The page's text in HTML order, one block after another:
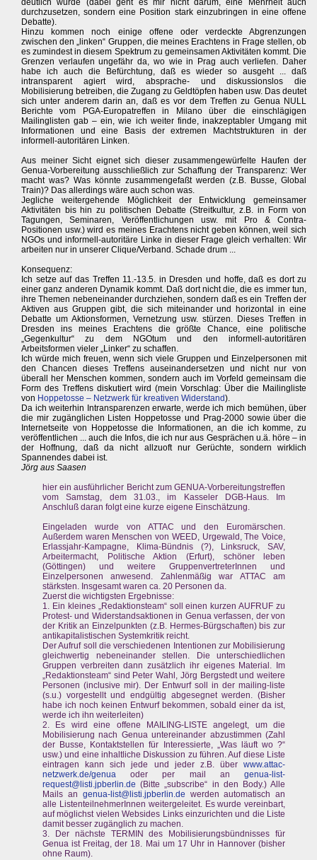
deutlich wurde (dabei geht es mir nicht darum, eine Mehrheit auch
durchzusetzen, sondern eine Position stark einzubringen in eine offene
Debatte).
Hinzu kommen noch einige offene oder verdeckte Abgrenzungen
zwischen den „linken“ Gruppen, die meines Erachtens in Frage stellen, ob
es zumindest in diesem Spektrum zu gemeinsamen Aktivitäten kommt. Die
Grenzen verlaufen ungefähr da, wo wie in Prag auch verliefen. Daher
habe ich auch die Befürchtung, daß es wieder so ausgeht ... daß
intransparent agiert wird, absprache- und diskussionslos die
Mobilisierung betreiben, die Zugang zu Geldtöpfen haben usw. Das deutet
sich unter anderem darin an, daß es vor dem Treffen zu Genua NULL
Berichte vom PGA-Europatreffen in Milano über die einschlägigen
Mailinglisten gab – ein, wie ich weiter finde, inakzeptabler Umgang mit
Informationen und eine Basis der extremen Machtstrukturen in der
informell-autoritären Linken.
Aus meiner Sicht eignet sich dieser zusammengewürfelte Haufen der
Genua-Vorbereitung ausschließlich zur Schaffung der Transparenz: Wer
macht was? Was könnte zusammengefaßt werden (z.B. Busse, Global
Train)? Das allerdings wäre auch schon was.
Jegliche weitergehende Möglichkeit der Entwicklung gemeinsamer
Aktivitäten bis hin zu politischen Debatte (Streitkultur, z.B. in Form von
Tagungen, Seminaren, Veröffentlichungen usw. mit Pro & Contra-
Positionen usw.) wird es meines Erachtens nicht geben können, weil sich
NGOs und informell-autoritäre Linke in dieser Frage gleich verhalten: Wir
arbeiten nur in unserer Clique/Verband. Schade drum ...
Konsequenz:
Ich setze auf das Treffen 11.-13.5. in Dresden und hoffe, daß es dort zu
einer ganz anderen Dynamik kommt. Daß dort nicht die, die es immer tun,
ihre Themen nebeneinander durchziehen, sondern daß es ein Treffen der
Aktiven aus Gruppen gibt, die sich miteinander und horizontal in eine
Debatte um Aktionsformen, Vernetzung usw. stürzen. Dieses Treffen in
Dresden ins meines Erachtens die größte Chance, eine politische
„Gegenkultur“ zu dem NGOtum und den informell-autoritären
Arbeitsformen vieler „Linker“ zu schaffen.
Ich würde mich freuen, wenn sich viele Gruppen und Einzelpersonen mit
den Chancen dieses Treffens auseinandersetzen und nicht nur von
überall her Menschen kommen, sondern auch im Vorfeld gemeinsam die
Form des Treffens diskutiert wird (mein Vorschlag: Über die Mailingliste
von Hoppetosse – Netzwerk für kreativen Widerstand).
Da ich weiterhin Intransparenzen erwarte, werde ich mich bemühen, über
die mir zugänglichen Listen Hoppetosse und Prag-2000 sowie über die
Internetseite von Hoppetosse die Informationen, an die ich komme, zu
veröffentlichen ... auch die Infos, die ich nur aus Gesprächen u.ä. höre – in
der Hoffnung, daß da nicht allzuoft nur Gerüchte, sondern wirklich
Spannendes dabei ist.
Jörg aus Saasen
hier ein ausführlicher Bericht zum GENUA-Vorbereitungstreffen
vom Samstag, dem 31.03., im Kasseler DGB-Haus. Im
Anschluß daran folgt eine kurze eigene Einschätzung.
Eingeladen wurde von ATTAC und den Euromärschen.
Außerdem waren Menschen von WEED, Urgewald, The Voice,
Erlassjahr-Kampagne, Klima-Bündnis (?), Linksruck, SAV,
Arbeitermacht, Politische Aktion (Erfurt), schöner leben
(Göttingen) und weitere GruppenvertreterInnen und
Einzelpersonen anwesend. Zahlenmäßig war ATTAC am
stärksten. Insgesamt waren ca. 20 Personen da.
Zuerst die wichtigsten Ergebnisse:
1. Ein kleines „Redaktionsteam“ soll einen kurzen AUFRUF zu
Protest- und Widerstandsaktionen in Genua verfassen, der von
der Kritik an Einzelpunkten (z.B. Hermes-Bürgschaften) bis zur
antikapitalistischen Systemkritik reicht.
Der Aufruf soll die verschiedenen Intentionen zur Mobilisierung
gleichwertig nebeneinander stellen. Die unterschiedlichen
Gruppen verbreiten dann zusätzlich ihr eigenes Material. Im
„Redaktionsteam“ sind Peter Wahl, Jörg Bergstedt und weitere
Personen (inclusive mir). Der Entwurf soll in der mailing-liste
(s.u.) vorgestellt und endgültig abgesegnet werden. (Bisher
habe ich noch keinen Entwurf bekommen, sobald einer da ist,
werde ich ihn weiterleiten)
2. Es wird eine offene MAILING-LISTE angelegt, um die
Mobilisierung nach Genua untereinander abzustimmen (Zahl
der Busse, Kontaktstellen für Interessierte, „Was läuft wo ?“
usw.) und eine inhaltliche Diskussion zu führen. Auf diese Liste
eintragen kann sich jede und jeder z.B. überwww.attac-
netzwerk.de/genua oder per mail angenua-list-
request@listi.jpberlin.de (Bitte „subscribe“ in den Body.) Alle
Mails an genua-list@listi.jpberlin.de werden automatisch an
alle ListenteilnehmerInnen weitergeleitet. Es wurde vereinbart,
auf möglichst vielen Websides Links einzurichten und die Liste
damit besser zugänglich zu machen.
3. Der nächste TERMIN des Mobilisierungsbündnisses für
Genua ist Freitag, der 18. Mai um 17 Uhr in Hannover (bisher
ohne Raum).